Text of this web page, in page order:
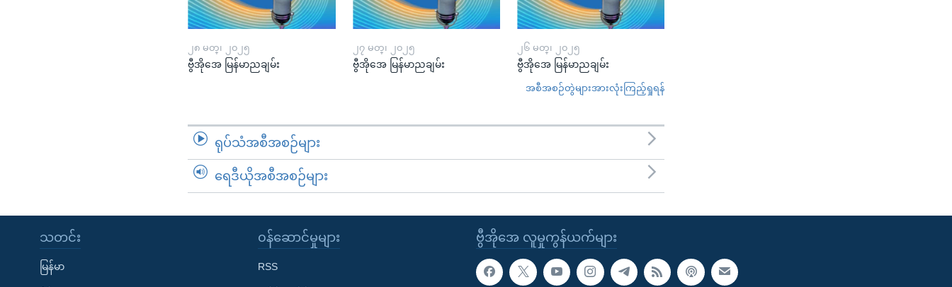
၂၈ မတ္၊ ၂၀၂၅
ဗွီအိုအေ မြန်မာညချမ်း
၂၇ မတ္၊ ၂၀၂၅
ဗွီအိုအေ မြန်မာညချမ်း
၂၆ မတ္၊ ၂၀၂၅
ဗွီအိုအေ မြန်မာညချမ်း
အစီအစဉ်တွဲများအားလုံးကြည့်ရှုရန်
ရုပ်သံအစီအစဉ်များ
ရေဒီယိုအစီအစဉ်များ
ဗွီအိုအေ လူမှုကွန်ယက်များ
သတင်း
မြန်မာ
၀န်ဆောင်မှုများ
RSS